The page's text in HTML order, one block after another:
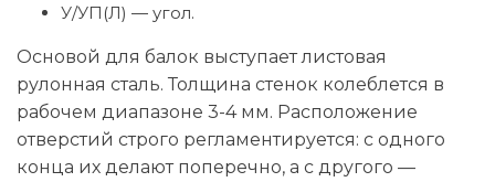
У/УП(Л) — угол.
Основой для балок выступает листовая
рулонная сталь. Толщина стенок колеблется в
рабочем диапазоне 3-4 мм. Расположение
отверстий строго регламентируется: с одного
конца их делают поперечно, а с другого —